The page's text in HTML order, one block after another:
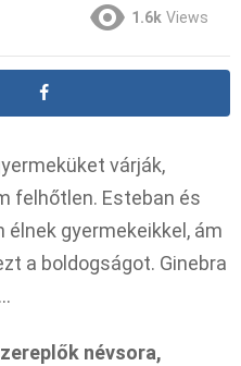
1.6k Views
várják,
felhőtlen. Esteban és
élnek gyermekeikkel, ám
a boldogságot. Ginebra
névsora,